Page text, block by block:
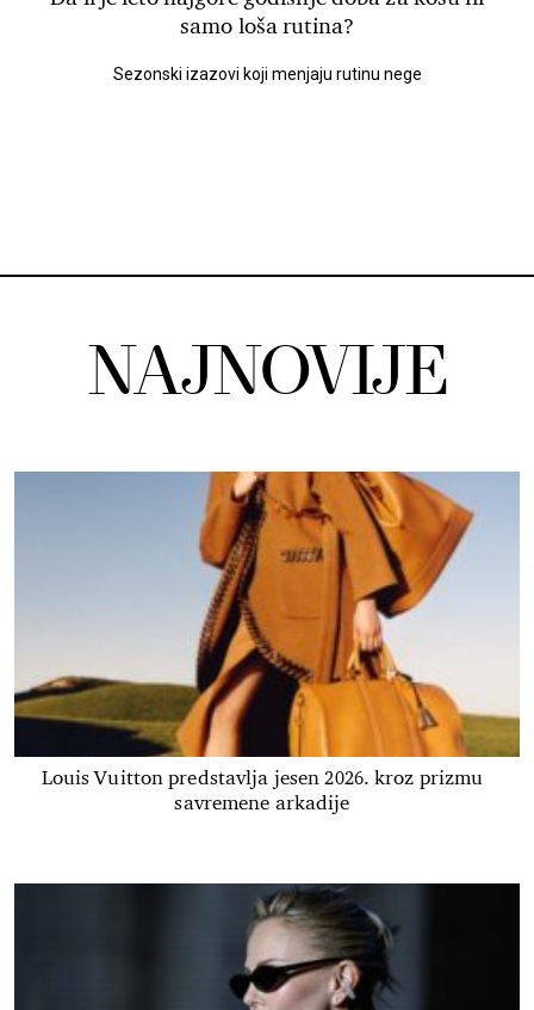
samo loša rutina?
Sezonski izazovi koji menjaju rutinu nege
NAJNOVIJE
Louis Vuitton predstavlja jesen 2026. kroz prizmu
savremene arkadije